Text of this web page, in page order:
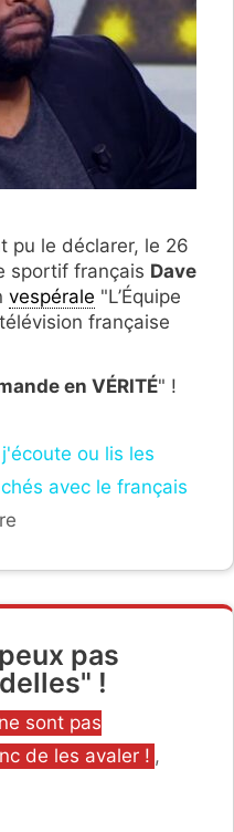
pu le déclarer, le 26
sportif français Dave
vespérale "L’Équipe
française
en VÉRITÉ" !
ou lis les
avec le français
pas
!
sont pas
de les avaler ! ,